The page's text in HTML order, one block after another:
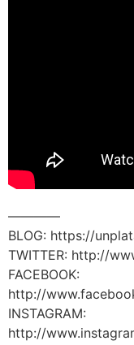
————
BLOG: https://
TWITTER: http://
FACEBOOK:
http://
INSTAGRAM:
http://